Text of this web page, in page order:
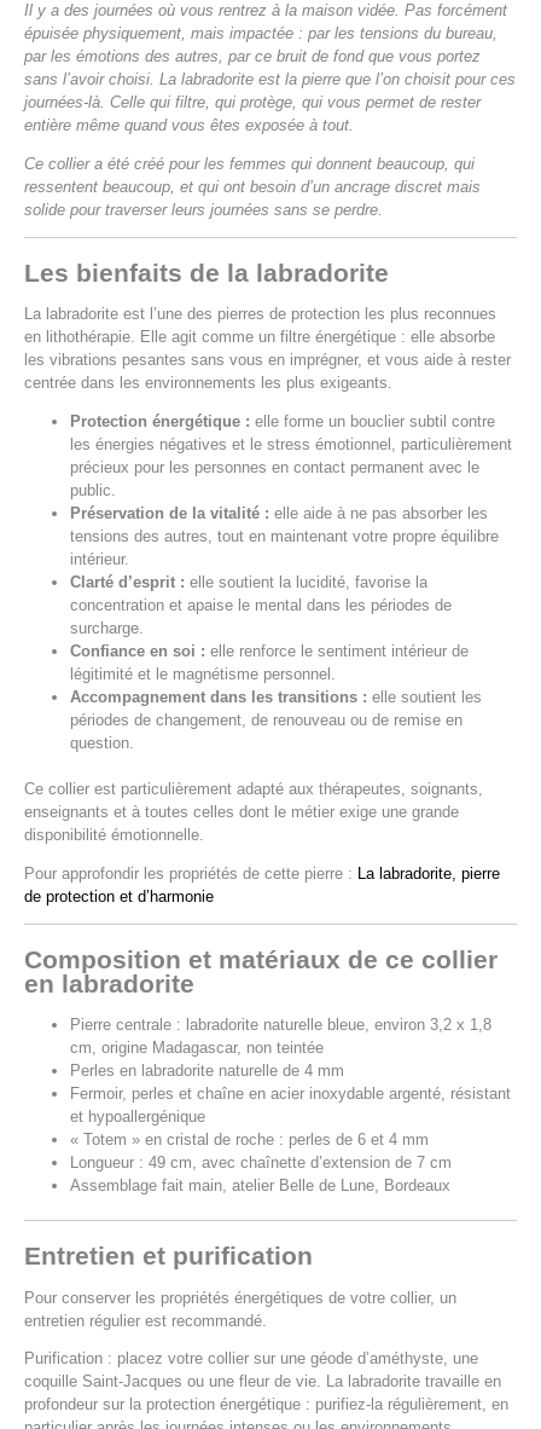
Il y a des journées où vous rentrez à la maison vidée. Pas forcément
épuisée physiquement, mais impactée : par les tensions du bureau,
par les émotions des autres, par ce bruit de fond que vous portez
sans l’avoir choisi. La labradorite est la pierre que l’on choisit pour ces
journées-là. Celle qui filtre, qui protège, qui vous permet de rester
entière même quand vous êtes exposée à tout.
Ce collier a été créé pour les femmes qui donnent beaucoup, qui
ressentent beaucoup, et qui ont besoin d’un ancrage discret mais
solide pour traverser leurs journées sans se perdre.
Les bienfaits de la labradorite
La labradorite est l’une des pierres de protection les plus reconnues
en lithothérapie. Elle agit comme un filtre énergétique : elle absorbe
les vibrations pesantes sans vous en imprégner, et vous aide à rester
centrée dans les environnements les plus exigeants.
Protection énergétique : elle forme un bouclier subtil contre
les énergies négatives et le stress émotionnel, particulièrement
précieux pour les personnes en contact permanent avec le
public.
Préservation de la vitalité : elle aide à ne pas absorber les
tensions des autres, tout en maintenant votre propre équilibre
intérieur.
Clarté d’esprit : elle soutient la lucidité, favorise la
concentration et apaise le mental dans les périodes de
surcharge.
Confiance en soi : elle renforce le sentiment intérieur de
légitimité et le magnétisme personnel.
Accompagnement dans les transitions : elle soutient les
périodes de changement, de renouveau ou de remise en
question.
Ce collier est particulièrement adapté aux thérapeutes, soignants,
enseignants et à toutes celles dont le métier exige une grande
disponibilité émotionnelle.
Pour approfondir les propriétés de cette pierre :
La labradorite, pierre
de protection et d’harmonie
Composition et matériaux de ce collier
en labradorite
Pierre centrale : labradorite naturelle bleue, environ 3,2 x 1,8
cm, origine Madagascar, non teintée
Perles en labradorite naturelle de 4 mm
Fermoir, perles et chaîne en acier inoxydable argenté, résistant
et hypoallergénique
« Totem » en cristal de roche : perles de 6 et 4 mm
Longueur : 49 cm, avec chaînette d’extension de 7 cm
Assemblage fait main, atelier Belle de Lune, Bordeaux
Entretien et purification
Pour conserver les propriétés énergétiques de votre collier, un
entretien régulier est recommandé.
Purification : placez votre collier sur une géode d’améthyste, une
coquille Saint-Jacques ou une fleur de vie. La labradorite travaille en
profondeur sur la protection énergétique : purifiez-la régulièrement, en